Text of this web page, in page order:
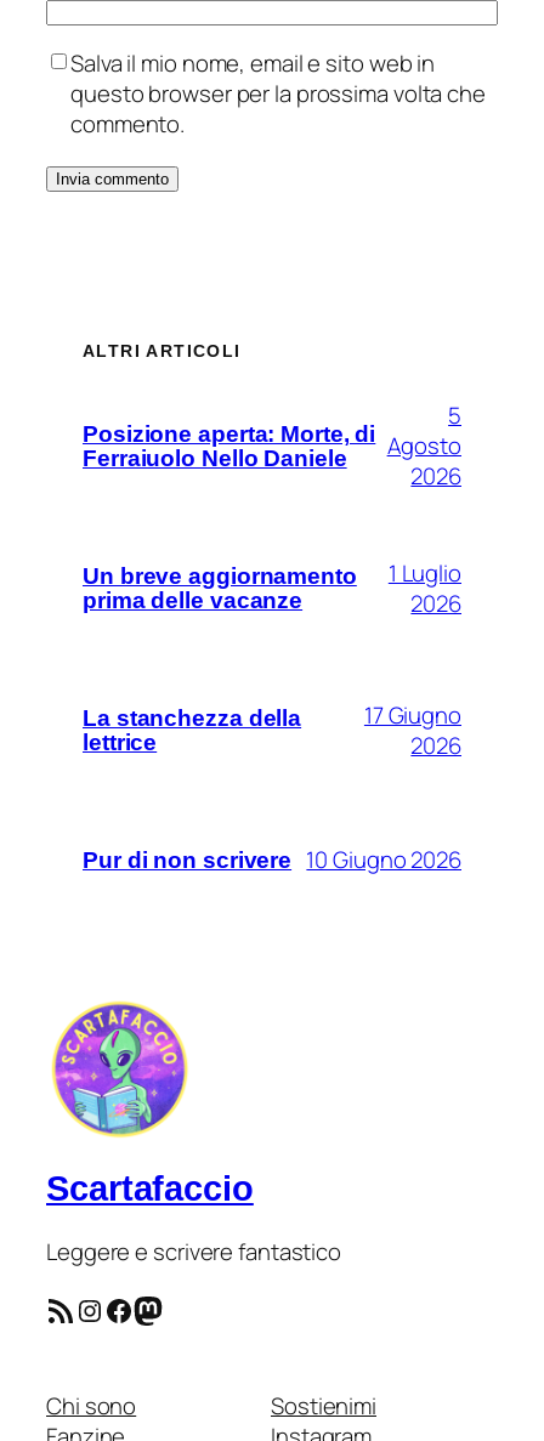
Salva il mio nome, email e sito web in
questo browser per la prossima volta che
commento.
ALTRI ARTICOLI
Posizione aperta: Morte, di
Ferraiuolo Nello Daniele
5
Agosto
2026
Un breve aggiornamento
prima delle vacanze
1 Luglio
2026
La stanchezza della
lettrice
17 Giugno
2026
Pur di non scrivere 10 Giugno 2026
Scartafaccio
Leggere e scrivere fantastico
Feed RSS Instagram Facebook Mastodon
Chi sono
Sostienimi